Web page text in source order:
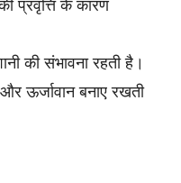
प्रवृत्ति के कारण
की संभावना रहती है।
ऊर्जावान बनाए रखती